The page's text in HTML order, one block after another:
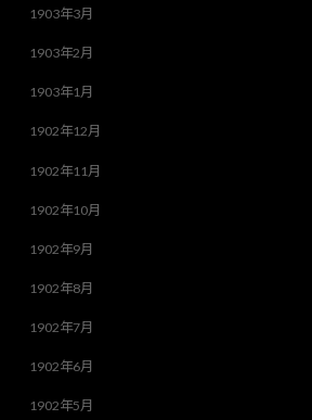
1903年3月
1903年2月
1903年1月
1902年12月
1902年11月
1902年10月
1902年9月
1902年8月
1902年7月
1902年6月
1902年5月